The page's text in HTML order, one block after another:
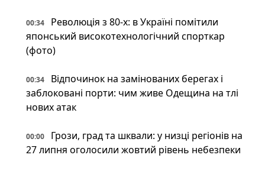
00:34
Революція з 80-х: в Україні помітили
японський високотехнологічний спорткар
(фото)
00:34
Відпочинок на замінованих берегах і
заблоковані порти: чим живе Одещина на тлі
нових атак
00:00
Грози, град та шквали: у низці регіонів на
27 липня оголосили жовтий рівень небезпеки